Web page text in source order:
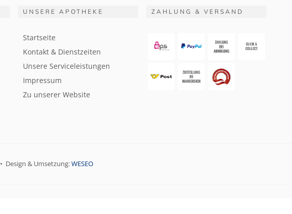
UNSERE APOTHEKE
Startseite
Kontakt & Dienstzeiten
Unsere Serviceleistungen
Impressum
Zu unserer Website
ZAHLUNG & VERSAND
• Design & Umsetzung:WESEO